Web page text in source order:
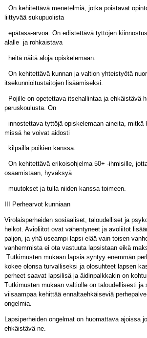
On kehitettävä menetelmiä, jotka poistavat
liittyvää sukupuolista
epätasa-arvoa. On edistettävä tyttöjen
alalle ja rohkaistava
heitä näitä aloja opiskelemaan.
On kehitettävä kunnan ja valtion yhteistyötä
itsekunnioitustaitojen lisäämiseksi.
Pojille on opetettava itsehallintaa ja ehkäistävä
peruskoulusta. On
innostettava tyttöjä opiskelemaan aineita, mitkä
missä he voivat aidosti
kilpailla poikien kanssa.
On kehitettävä erikoisohjelma 50+ -ihmisille,
osaamistaan, hyväksyä
muutokset ja tulla niiden kanssa toimeen.
III Perhearvot kunniaan
Virolaisperheiden sosiaaliset, taloudelliset ja
heikot. Avioliitot ovat vähentyneet ja avoliitot
paljon, ja yhä useampi lapsi elää vain toisen
vanhemmista ei ota vastuuta lapsistaan eikä
Tutkimusten mukaan lapsia syntyy enemmän
kokee olonsa turvalliseksi ja olosuhteet lapsen
perheet saavat lapsilisä ja äidinpalkkakin on
Tutkimusten mukaan valtiolle on taloudellisesti ja
viisaampaa kehittää ennaltaehkäiseviä
ongelmia.
Lapsiperheiden ongelmat on huomattava ajoissa
ehkäistävä ne.